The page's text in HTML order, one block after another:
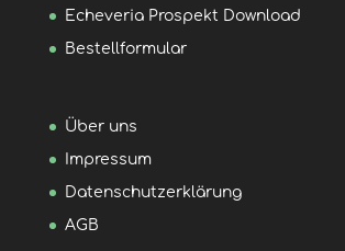
Echeveria Prospekt Download
Bestellformular
Über uns
Impressum
Datenschutzerklärung
AGB